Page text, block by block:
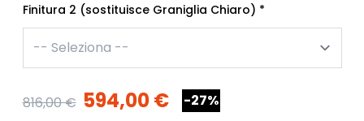
Finitura 2 (sostituisce Graniglia Chiaro) *
816,00 € 594,00 € -27%